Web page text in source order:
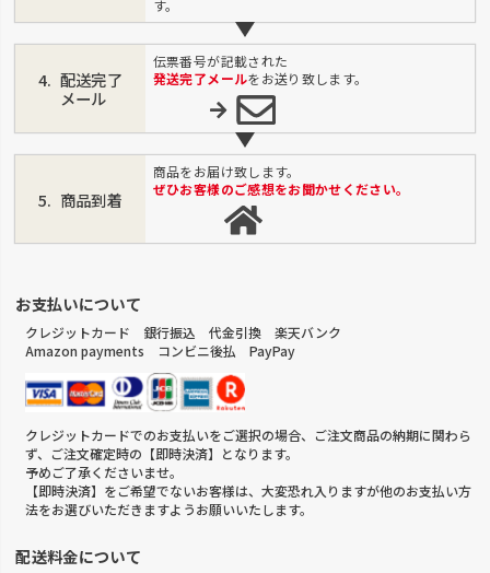
す。
配送完了
メール
伝票番号が記載された
発送完了メールをお送り致します。
商品到着
商品をお届け致します。
ぜひお客様のご感想をお聞かせください。
お支払いについて
クレジットカード 銀行振込 代金引換 楽天バンク
Amazon payments コンビニ後払 PayPay
クレジットカードでのお支払いをご選択の場合、ご注文商品の納期に関わら
ず、ご注文確定時の【即時決済】となります。
予めご了承くださいませ。
【即時決済】をご希望でないお客様は、大変恐れ入りますが他のお支払い方
法をお選びいただきますようお願いいたします。
配送料金について